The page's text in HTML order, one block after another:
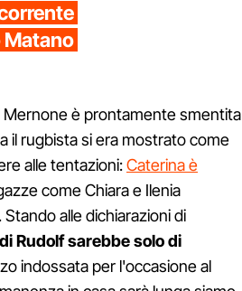
Matano
Mernone è prontamente smentita
il rugbista si era mostrato come
alle tentazioni:Caterina è
come Chiara e Ilenia
alle dichiarazioni di
Rudolf sarebbe solo di
indossata per l'occasione al